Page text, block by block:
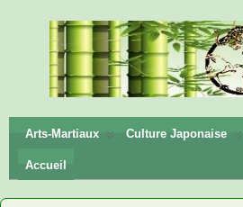
神龍
Shin-
Ryū
Arts-Martiaux Culture Japonaise
Accueil